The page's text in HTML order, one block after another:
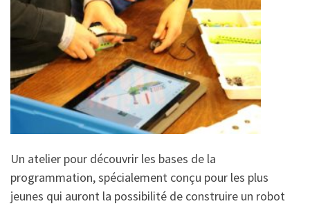
Un atelier pour découvrir les bases de la
programmation, spécialement conçu pour les plus
jeunes qui auront la possibilité de construire un robot